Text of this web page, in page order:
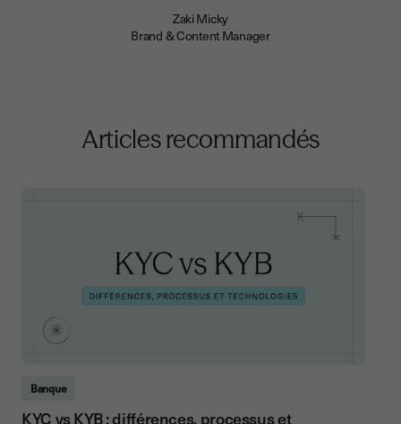
Zaki Micky
Brand & Content Manager
Articles recommandés
Banque
KYC vs KYB : différences, processus et